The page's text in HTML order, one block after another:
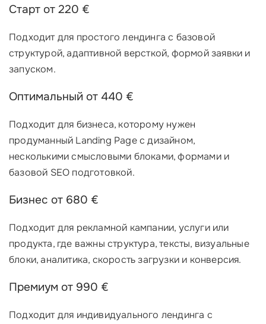
Старт от 220 €
Подходит для простого лендинга с базовой
структурой, адаптивной версткой, формой заявки и
запуском.
Оптимальный от 440 €
Подходит для бизнеса, которому нужен
продуманный Landing Page с дизайном,
несколькими смысловыми блоками, формами и
базовой SEO подготовкой.
Бизнес от 680 €
Подходит для рекламной кампании, услуги или
продукта, где важны структура, тексты, визуальные
блоки, аналитика, скорость загрузки и конверсия.
Премиум от 990 €
Подходит для индивидуального лендинга с